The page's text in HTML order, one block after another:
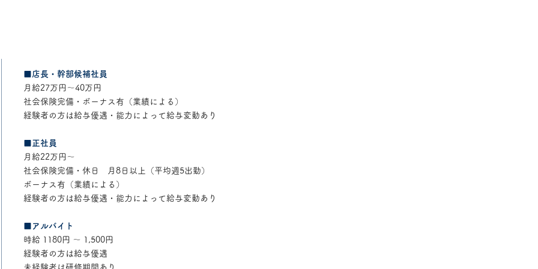
​■店長・幹部候補社員
月給27万円〜40万円
社会保険完備・ボーナス有（業績による）
経験者の方は給与優遇・能力によって給与変動あり
■正社員
月給22万円〜
社会保険完備・休日 月8日以上（平均週5出勤）
ボーナス有（業績による）
経験者の方は給与優遇・能力によって給与変動あり
​■アルバイト
時給 1180円 ～ 1,500円
経験者の方は給与優遇
未経験者は研修期間あり